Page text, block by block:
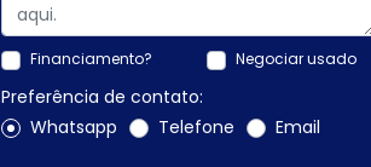
Financiamento? Negociar usado
Preferência de contato:
Whatsapp
Telefone Email